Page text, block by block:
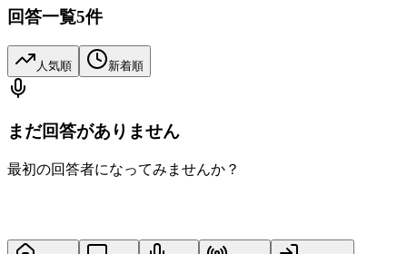
回答一覧5件
人気順 新着順
まだ回答がありません
最初の回答者になってみませんか？